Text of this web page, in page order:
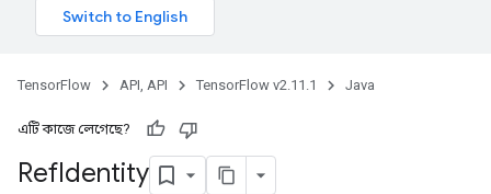
TensorFlow API, API TensorFlow v2.11.1 Java
এটি কাজে লেগেছে?
RefIdentity